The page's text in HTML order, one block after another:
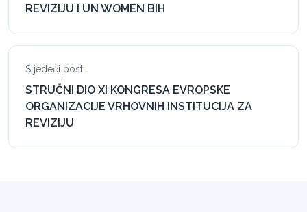
REVIZIJU I UN WOMEN BIH
Sljedeći post
STRUČNI DIO XI KONGRESA EVROPSKE
ORGANIZACIJE VRHOVNIH INSTITUCIJA ZA
REVIZIJU